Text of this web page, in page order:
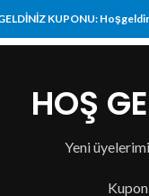
HOŞ
Yeni
Kupon
KUPONU:
KATEGORI SEÇIN
ANA SAYFA